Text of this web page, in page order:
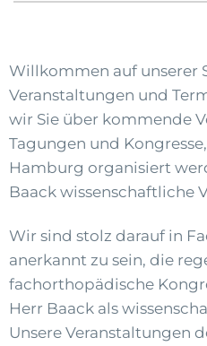
Willkommen auf unserer
Veranstaltungen und
wir Sie über kommende
Tagungen und
Hamburg organisiert
Baack wissenschaftliche
Wir sind stolz darauf in
anerkannt zu sein, die
fachorthopädische
Herr Baack als
Unsere Veranstaltungen